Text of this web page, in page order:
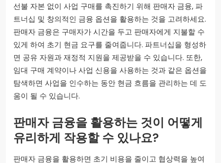
선불 자본 없이 사업 구매를 촉진하기 위해 판매자 금융, 파
트너십 및 창의적인 금융 옵션을 활용하는 것을 고려하세요.
판매자 금융은 구매자가 시간을 두고 판매자에게 지불할 수
있게 하여 초기 현금 요구를 줄여줍니다. 파트너십을 형성하
면 공유 자원과 재정적 지원을 제공받을 수 있습니다. 또한,
임대 구매 계약이나 사업 신용을 사용하는 것과 같은 옵션을
탐색하면 사업을 인수하는 동안 현금 흐름을 관리하는 데 도
움이 될 수 있습니다.
판매자 금융을 활용하는 것이 어떻게
유리하게 작용할 수 있나요?
판매자 금융을 활용하면 초기 비용을 줄이고 협상력을 높여